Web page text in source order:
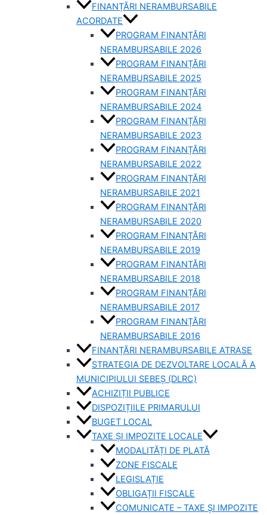
FINANȚĂRI NERAMBURSABILE
ACORDATE
PROGRAM FINANȚĂRI
NERAMBURSABILE 2026
PROGRAM FINANȚĂRI
NERAMBURSABILE 2025
PROGRAM FINANȚĂRI
NERAMBURSABILE 2024
PROGRAM FINANȚĂRI
NERAMBURSABILE 2023
PROGRAM FINANȚĂRI
NERAMBURSABILE 2022
PROGRAM FINANȚĂRI
NERAMBURSABILE 2021
PROGRAM FINANȚĂRI
NERAMBURSABILE 2020
PROGRAM FINANȚĂRI
NERAMBURSABILE 2019
PROGRAM FINANTĂRI
NERAMBURSABILE 2018
PROGRAM FINANȚĂRI
NERAMBURSABILE 2017
PROGRAM FINANȚĂRI
NERAMBURSABILE 2016
FINANȚĂRI NERAMBURSABILE ATRASE
STRATEGIA DE DEZVOLTARE LOCALĂ A
MUNICIPIULUI SEBEȘ (DLRC)
ACHIZIȚII PUBLICE
DISPOZIȚIILE PRIMARULUI
BUGET LOCAL
TAXE ȘI IMPOZITE LOCALE
MODALITĂȚI DE PLATĂ
ZONE FISCALE
LEGISLAȚIE
OBLIGAȚII FISCALE
COMUNICATE – TAXE ȘI IMPOZITE